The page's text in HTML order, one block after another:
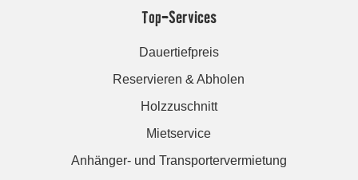
Top-Services
Dauertiefpreis
Reservieren & Abholen
Holzzuschnitt
Mietservice
Anhänger- und Transportervermietung